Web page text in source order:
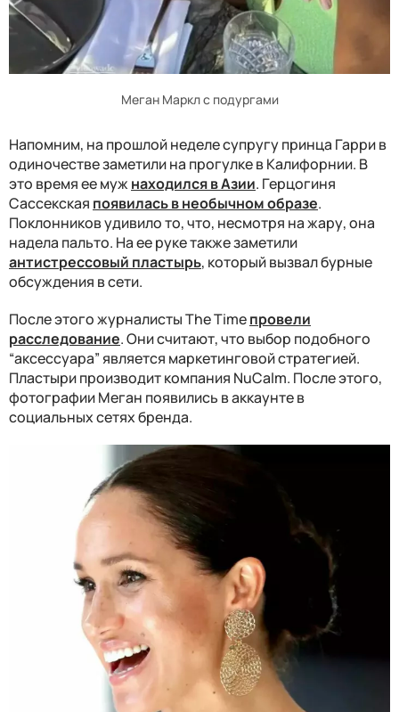
Меган Маркл с подургами
Напомним, на прошлой неделе супругу принца Гарри в
одиночестве заметили на прогулке в Калифорнии. В
это время ее муж находился в Азии. Герцогиня
Сассекская появилась в необычном образе.
Поклонников удивило то, что, несмотря на жару, она
надела пальто. На ее руке также заметили
антистрессовый пластырь, который вызвал бурные
обсуждения в сети.
После этого журналисты The Timeпровели
расследование. Они считают, что выбор подобного
“аксессуара” является маркетинговой стратегией.
Пластыри производит компания NuCalm. После этого,
фотографии Меган появились в аккаунте в
социальных сетях бренда.